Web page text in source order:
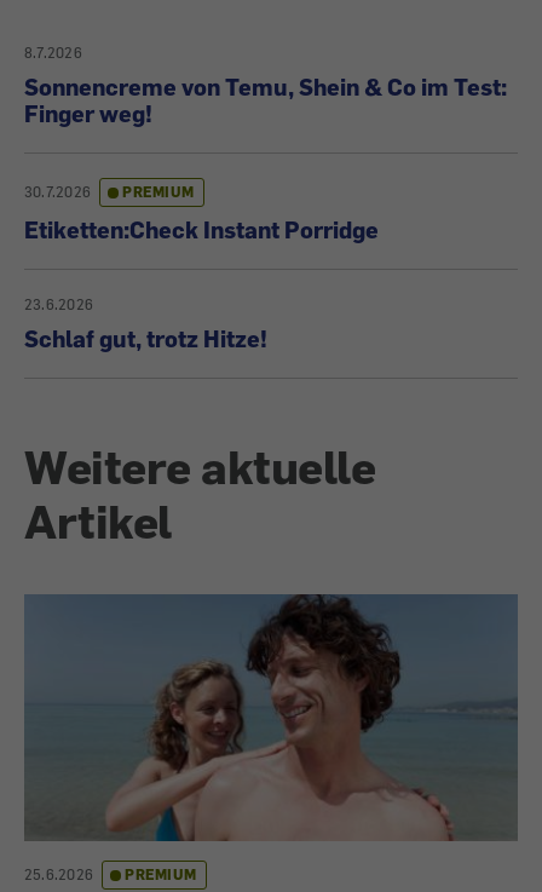
8.7.2026
Sonnencreme von Temu, Shein & Co im Test:
Finger weg!
30.7.2026 PREMIUM
Etiketten:Check Instant Porridge
23.6.2026
Schlaf gut, trotz Hitze!
Weitere aktuelle
Artikel
25.6.2026 PREMIUM